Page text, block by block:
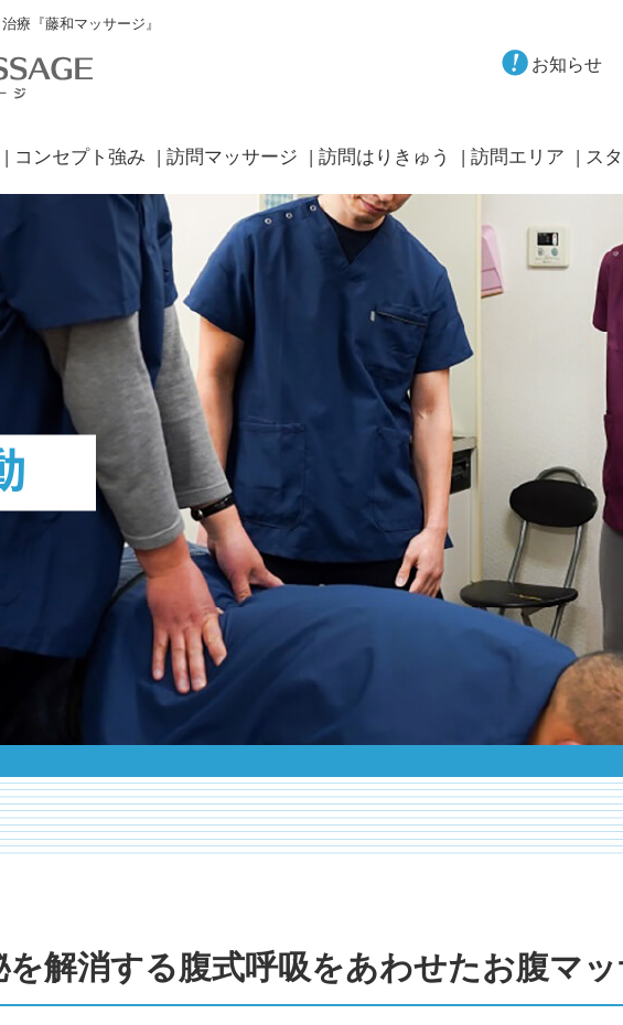
療『藤和マッサージ』
お知らせ
コンセプト強み 訪問マッサージ 訪問はりきゅう 訪問エリア ス
を解消する腹式呼吸をあわせたお腹マ